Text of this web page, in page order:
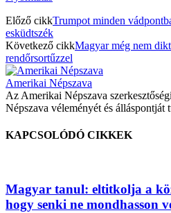
Előző cikkTrumpot minden
esküdtszék
Következő cikkMagyar még nem
rendőrsortűzzel
Amerikai Népszava
Az Amerikai Népszava
Népszava véleményét és álláspontját
KAPCSOLÓDÓ CIKKEK
Magyar tanul: eltitkolja a
hogy senki ne mondhasson